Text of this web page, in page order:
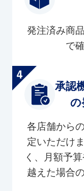
発注済み商
で
承認
の
各店舗から
定いただけ
く、月額予
越えた場合